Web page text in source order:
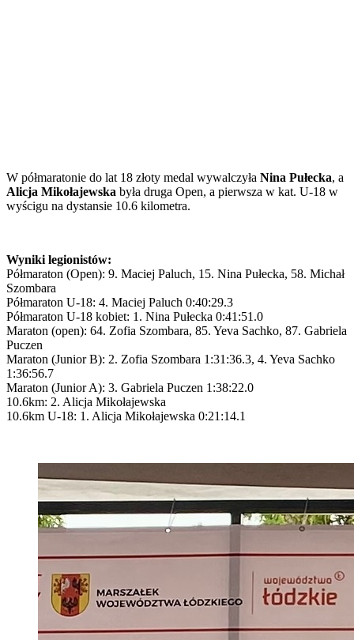
W półmaratonie do lat 18 złoty medal wywalczyła Nina Pułecka, a
Alicja Mikołajewska była druga Open, a pierwsza w kat. U-18 w
wyścigu na dystansie 10.6 kilometra.
Wyniki legionistów:
Półmaraton (Open): 9. Maciej Paluch, 15. Nina Pułecka, 58. Michał
Szombara
Półmaraton U-18: 4. Maciej Paluch 0:40:29.3
Półmaraton U-18 kobiet: 1. Nina Pułecka 0:41:51.0
Maraton (open): 64. Zofia Szombara, 85. Yeva Sachko, 87. Gabriela
Puczen
Maraton (Junior B): 2. Zofia Szombara 1:31:36.3, 4. Yeva Sachko
1:36:56.7
Maraton (Junior A): 3. Gabriela Puczen 1:38:22.0
10.6km: 2. Alicja Mikołajewska
10.6km U-18: 1. Alicja Mikołajewska 0:21:14.1